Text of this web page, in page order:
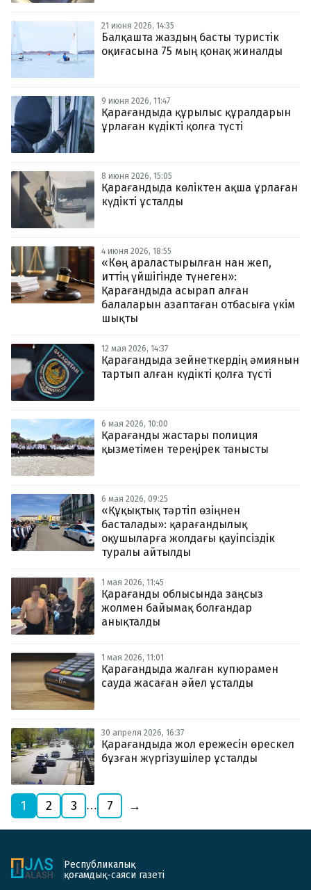
21 июня 2026, 14:35
Балқашта жаздың басты туристік
оқиғасына 75 мың қонақ жиналды
9 июня 2026, 11:47
Қарағандыда құрылыс құралдарын
ұрлаған күдікті қолға түсті
8 июня 2026, 15:05
Қарағандыда көліктен ақша ұрлаған
күдікті ұсталды
4 июня 2026, 18:55
«Көң араластырылған нан жеп,
иттің үйшігінде түнеген»:
Қарағандыда асырап алған
балаларын азаптаған отбасыға үкім
шықты
12 мая 2026, 14:37
Қарағандыда зейнеткердің әмиянын
тартып алған күдікті қолға түсті
6 мая 2026, 10:00
Қарағанды жастары полиция
қызметімен тереңірек танысты
6 мая 2026, 09:25
«Құқықтық тәртіп өзіңнен
басталады»: қарағандылық
оқушыларға жолдағы қауіпсіздік
туралы айтылды
1 мая 2026, 11:45
Қарағанды облысында заңсыз
жолмен байымақ болғандар
анықталды
1 мая 2026, 11:01
Қарағандыда жалған купюрамен
сауда жасаған әйел ұсталды
30 апреля 2026, 16:37
Қарағандыда жол ережесін өрескел
бұзған жүргізушілер ұсталды
1 2 3 … 7 →
Республикалық
қоғамдық-саяси газеті